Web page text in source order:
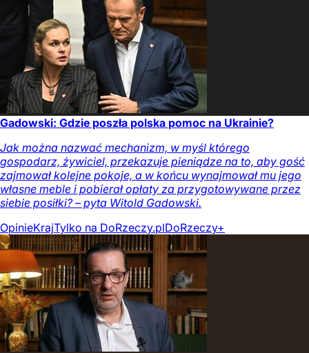
Gadowski: Gdzie poszła polska pomoc na Ukrainie?
Jak można nazwać mechanizm, w myśl którego
gospodarz, żywiciel, przekazuje pieniądze na to, aby gość
zajmował kolejne pokoje, a w końcu wynajmował mu jego
własne meble i pobierał opłaty za przygotowywane przez
siebie posiłki? – pyta Witold Gadowski.
OpinieKrajTylko na DoRzeczy.plDoRzeczy+